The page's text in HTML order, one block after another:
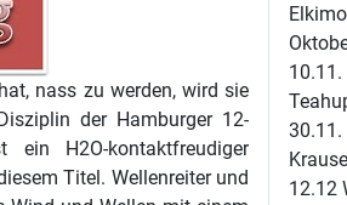
nass zu werden, wird sie
der Hamburger 12-
H2O-kontaktfreudiger
Titel. Wellenreiter und
30.11.
12.12